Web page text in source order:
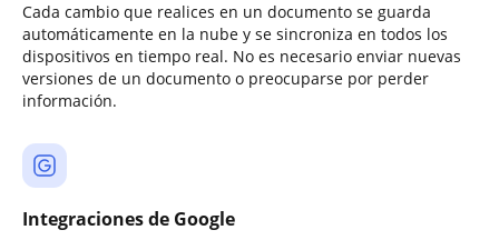
Cada cambio que realices en un documento se guarda
automáticamente en la nube y se sincroniza en todos los
dispositivos en tiempo real. No es necesario enviar nuevas
versiones de un documento o preocuparse por perder
información.
Integraciones de Google